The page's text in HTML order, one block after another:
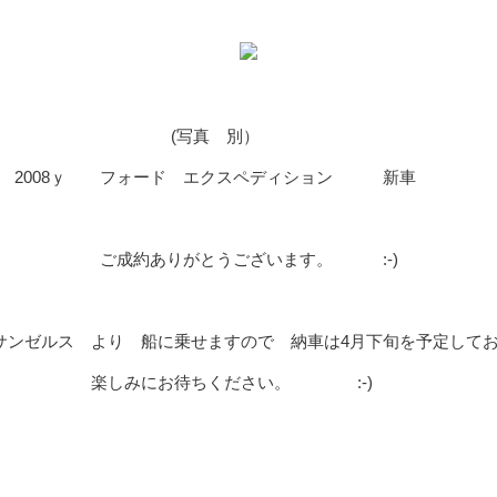
(写真 別）
2008ｙ フォード エクスペディション 新車
ご成約ありがとうございます。 :-)
ンゼルス より 船に乗せますので 納車は4月下旬を予定し
楽しみにお待ちください。 :-)